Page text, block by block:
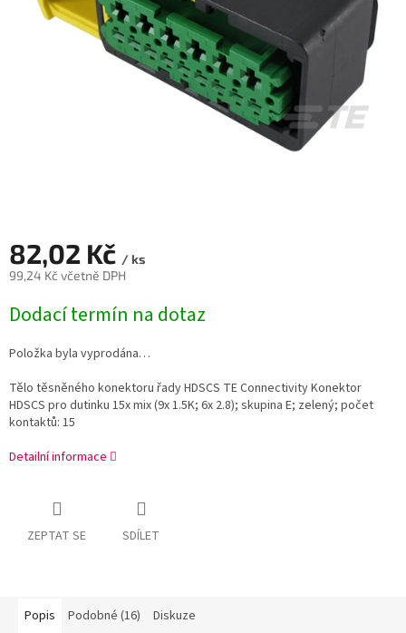
82,02 Kč / ks
99,24 Kč včetně DPH
cena:
Dodací termín na dotaz
Položka byla vyprodána…
Tělo těsněného konektoru řady HDSCS TE Connectivity Konektor
HDSCS pro dutinku 15x mix (9x 1.5K; 6x 2.8); skupina E; zelený; počet
kontaktů: 15
Detailní informace
ZEPTAT SE SDÍLET
Popis Podobné (16) Diskuze